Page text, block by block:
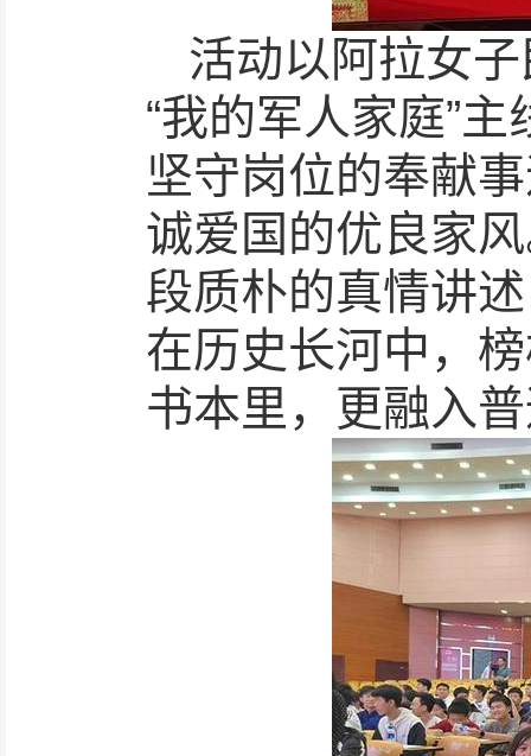
活动以阿拉女
“我的军人家庭”
坚守岗位的奉献
诚爱国的优良家
段质朴的真情讲
在历史长河中，
书本里，更融入